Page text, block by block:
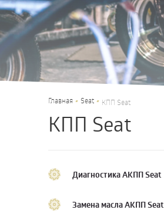
Главная Seat КПП Seat
КПП Seat
Диагностика АКПП Seat
Замена масла АКПП Seat